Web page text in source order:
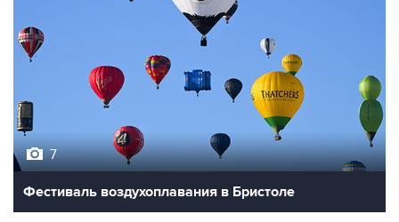
7
Фестиваль воздухоплавания в Бристоле